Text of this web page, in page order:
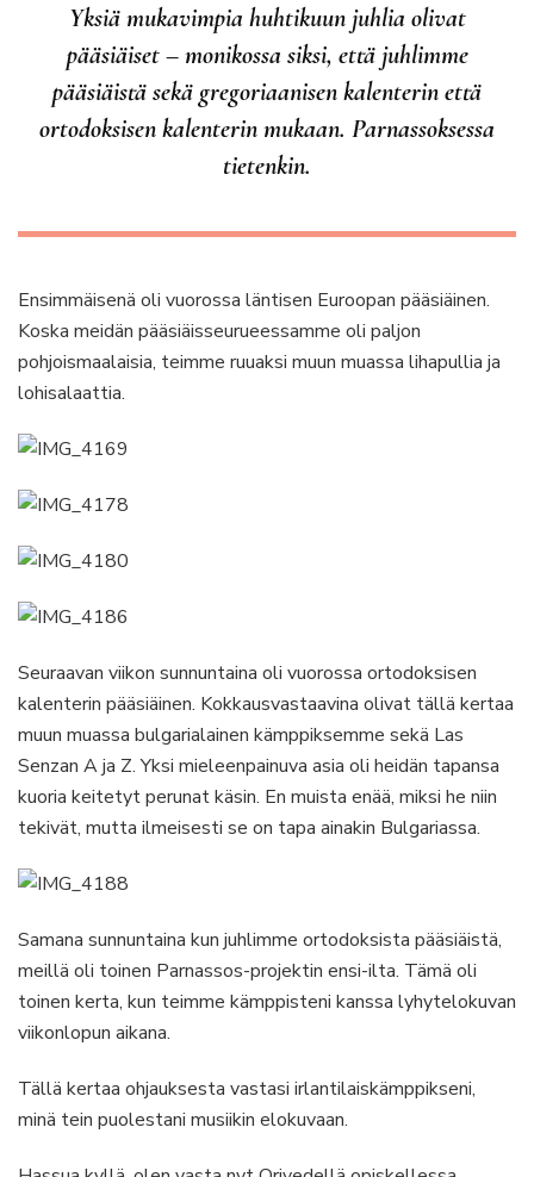
Yksiä mukavimpia huhtikuun juhlia olivat
pääsiäiset – monikossa siksi, että juhlimme
pääsiäistä sekä gregoriaanisen kalenterin että
ortodoksisen kalenterin mukaan. Parnassoksessa
tietenkin.
Ensimmäisenä oli vuorossa läntisen Euroopan pääsiäinen.
Koska meidän pääsiäisseurueessamme oli paljon
pohjoismaalaisia, teimme ruuaksi muun muassa lihapullia ja
lohisalaattia.
Seuraavan viikon sunnuntaina oli vuorossa ortodoksisen
kalenterin pääsiäinen. Kokkausvastaavina olivat tällä kertaa
muun muassa bulgarialainen kämppiksemme sekä Las
Senzan A ja Z. Yksi mieleenpainuva asia oli heidän tapansa
kuoria keitetyt perunat käsin. En muista enää, miksi he niin
tekivät, mutta ilmeisesti se on tapa ainakin Bulgariassa.
Samana sunnuntaina kun juhlimme ortodoksista pääsiäistä,
meillä oli toinen Parnassos-projektin ensi-ilta. Tämä oli
toinen kerta, kun teimme kämppisteni kanssa lyhytelokuvan
viikonlopun aikana.
Tällä kertaa ohjauksesta vastasi irlantilaiskämppikseni,
minä tein puolestani musiikin elokuvaan.